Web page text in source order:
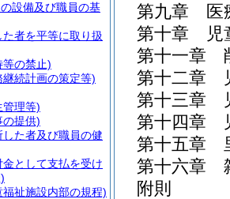
第九章
医
第十章
第十一章
第十二章
第十三章
第十四章
第十五章
第十六章
附則
設備及び職員の基
た者を平等に取り扱
等の禁止)
継続計画の策定等)
管理等)
の提供)
した者及び職員の健
金として支払を受け
福祉施設内部の規程)